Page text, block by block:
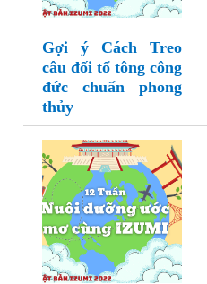
Gợi ý Cách Treo
câu đối tổ tông công
đức chuẩn phong
thủy